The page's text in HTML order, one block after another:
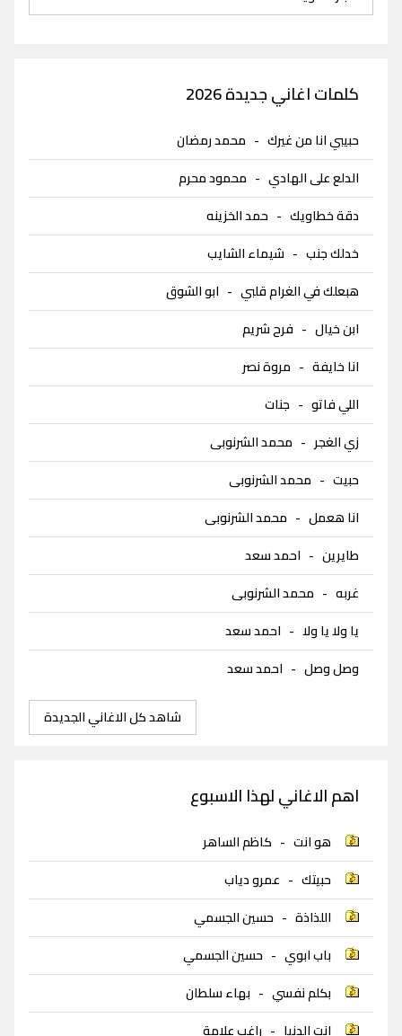
كلمات اغاني جديدة 2026
حبيبي انا من غيرك - محمد رمضان
الدلع على الهادي - محمود محرم
دقة خطاويك - حمد الخزينه
خدلك جنب - شيماء الشايب
هبعلك في الغرام قلبي - ابو الشوق
ابن خيال - فرح شريم
انا خايفة - مروة نصر
اللي فاتو - جنات
زي الغجر - محمد الشرنوبى
حبيت - محمد الشرنوبى
انا هعمل - محمد الشرنوبى
طايرين - احمد سعد
غربه - محمد الشرنوبى
يا ولا يا ولا - احمد سعد
وصل وصل - احمد سعد
شاهد كل الاغاني الجديدة
اهم الاغاني لهذا الاسبوع
هو انت - كاظم الساهر
حبيتك - عمرو دياب
اللذاذة - حسين الجسمي
باب ابوي - حسين الجسمي
بكلم نفسي - بهاء سلطان
انت الدنيا - راغب علامة